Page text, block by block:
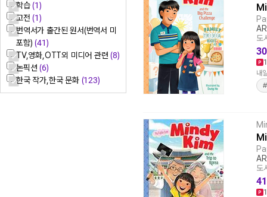
학습(1)
고전(1)
번역서가 출간된 원서(번역서 미
포함)(41)
TV,영화,OTT외 미디어 관련(8)
논픽션(6)
한국 작가,한국 문화 (123)
도
30
내
도
41